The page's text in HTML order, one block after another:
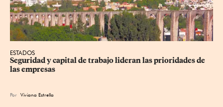
ESTADOS
Seguridad y capital de trabajo lideran las prioridades de
las empresas
Por Viviana Estrella